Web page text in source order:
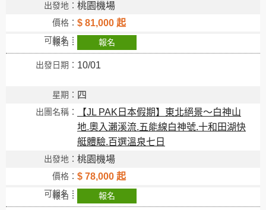
桃園機場
$ 81,000 起
報名
10/01
四
【JL PAK日本假期】東北絕景～白神山
地.奧入瀨溪流.五能線白神號.十和田湖快
艇體驗.百選溫泉七日
桃園機場
$ 78,000 起
報名